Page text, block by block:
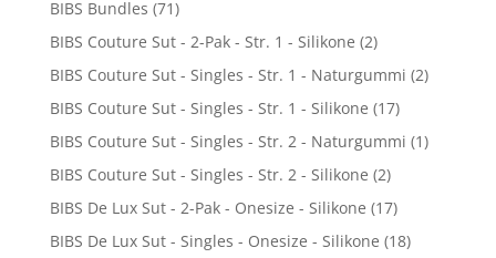
BIBS Bundles (71)
BIBS Couture Sut - 2-Pak - Str. 1 - Silikone (2)
BIBS Couture Sut - Singles - Str. 1 - Naturgummi (2)
BIBS Couture Sut - Singles - Str. 1 - Silikone (17)
BIBS Couture Sut - Singles - Str. 2 - Naturgummi (1)
BIBS Couture Sut - Singles - Str. 2 - Silikone (2)
BIBS De Lux Sut - 2-Pak - Onesize - Silikone (17)
BIBS De Lux Sut - Singles - Onesize - Silikone (18)